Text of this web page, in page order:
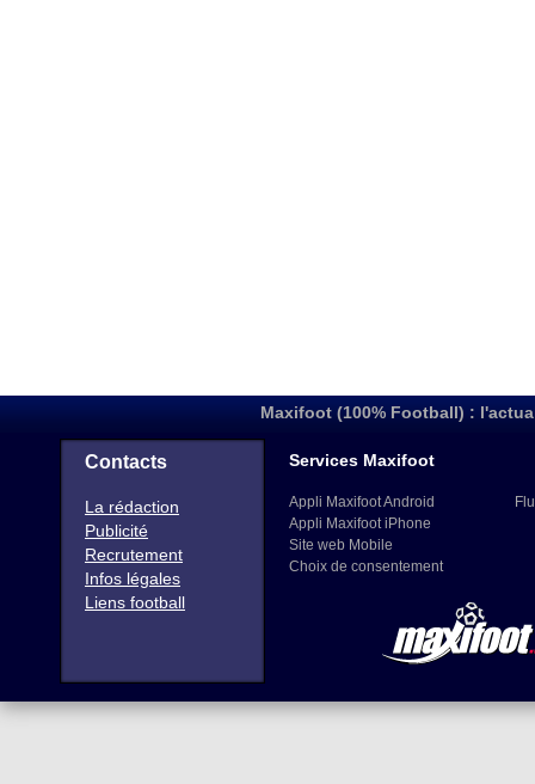
Maxifoot (100% Football) :
Contacts
La rédaction
Publicité
Recrutement
Infos légales
Liens football
Services Maxifoot
Appli Maxifoot Android
Appli Maxifoot iPhone
Site web Mobile
Choix de consentement